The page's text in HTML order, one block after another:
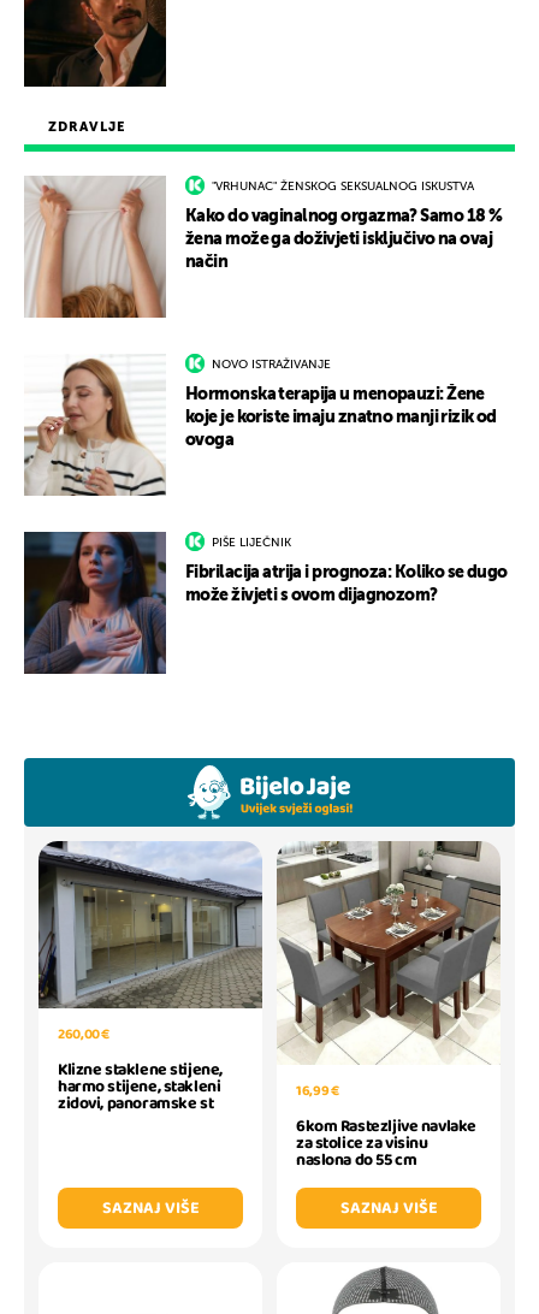
ZDRAVLJE
"VRHUNAC" ŽENSKOG SEKSUALNOG ISKUSTVA
Kako do vaginalnog orgazma? Samo 18 %
žena može ga doživjeti isključivo na ovaj
način
NOVO ISTRAŽIVANJE
Hormonska terapija u menopauzi: Žene
koje je koriste imaju znatno manji rizik od
ovoga
PIŠE LIJEČNIK
Fibrilacija atrija i prognoza: Koliko se dugo
može živjeti s ovom dijagnozom?
260,00 €
Klizne staklene stijene,
harmo stijene, stakleni
zidovi, panoramske st
SAZNAJ VIŠE
16,99 €
6kom Rastezljive navlake
za stolice za visinu
naslona do 55 cm
SAZNAJ VIŠE